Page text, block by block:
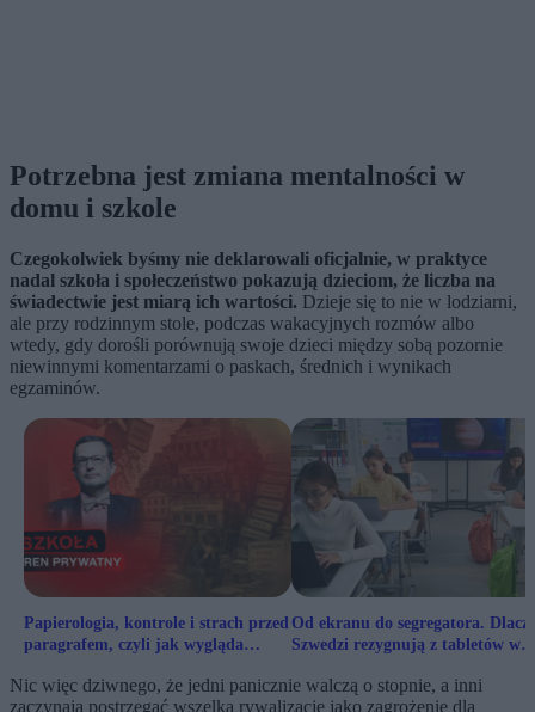
Potrzebna jest zmiana mentalności w
domu i szkole
Czegokolwiek byśmy nie deklarowali oficjalnie, w praktyce
nadal szkoła i społeczeństwo pokazują dzieciom, że liczba na
świadectwie jest miarą ich wartości. Dzieje się to nie w lodziarni,
ale przy rodzinnym stole, podczas wakacyjnych rozmów albo
wtedy, gdy dorośli porównują swoje dzieci między sobą pozornie
niewinnymi komentarzami o paskach, średnich i wynikach
egzaminów.
Papierologia, kontrole i strach przed
paragrafem, czyli jak wygląda
Od ekranu do segregatora.
Szwedzi rezygnują z tabletów w
Nic więc dziwnego, że jedni panicznie walczą o stopnie, a inni
zaczynają postrzegać wszelką rywalizację jako zagrożenie dla